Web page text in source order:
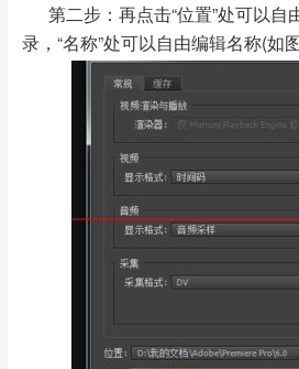
第二步：再点击“位置”处可以自
录，“名称”处可以自由编辑名称(如图